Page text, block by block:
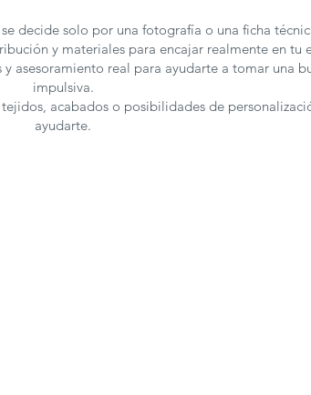
decide solo por una fotografía o una ficha
y materiales para encajar realmente en tu
asesoramiento real para ayudarte a tomar una
impulsiva.
acabados o posibilidades de
ayudarte.